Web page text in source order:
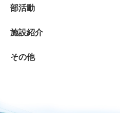
部活動
施設紹介
その他